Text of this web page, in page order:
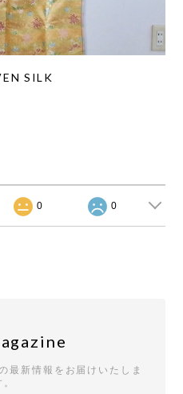
SILK
0 0
最新情報をお届けいたしま